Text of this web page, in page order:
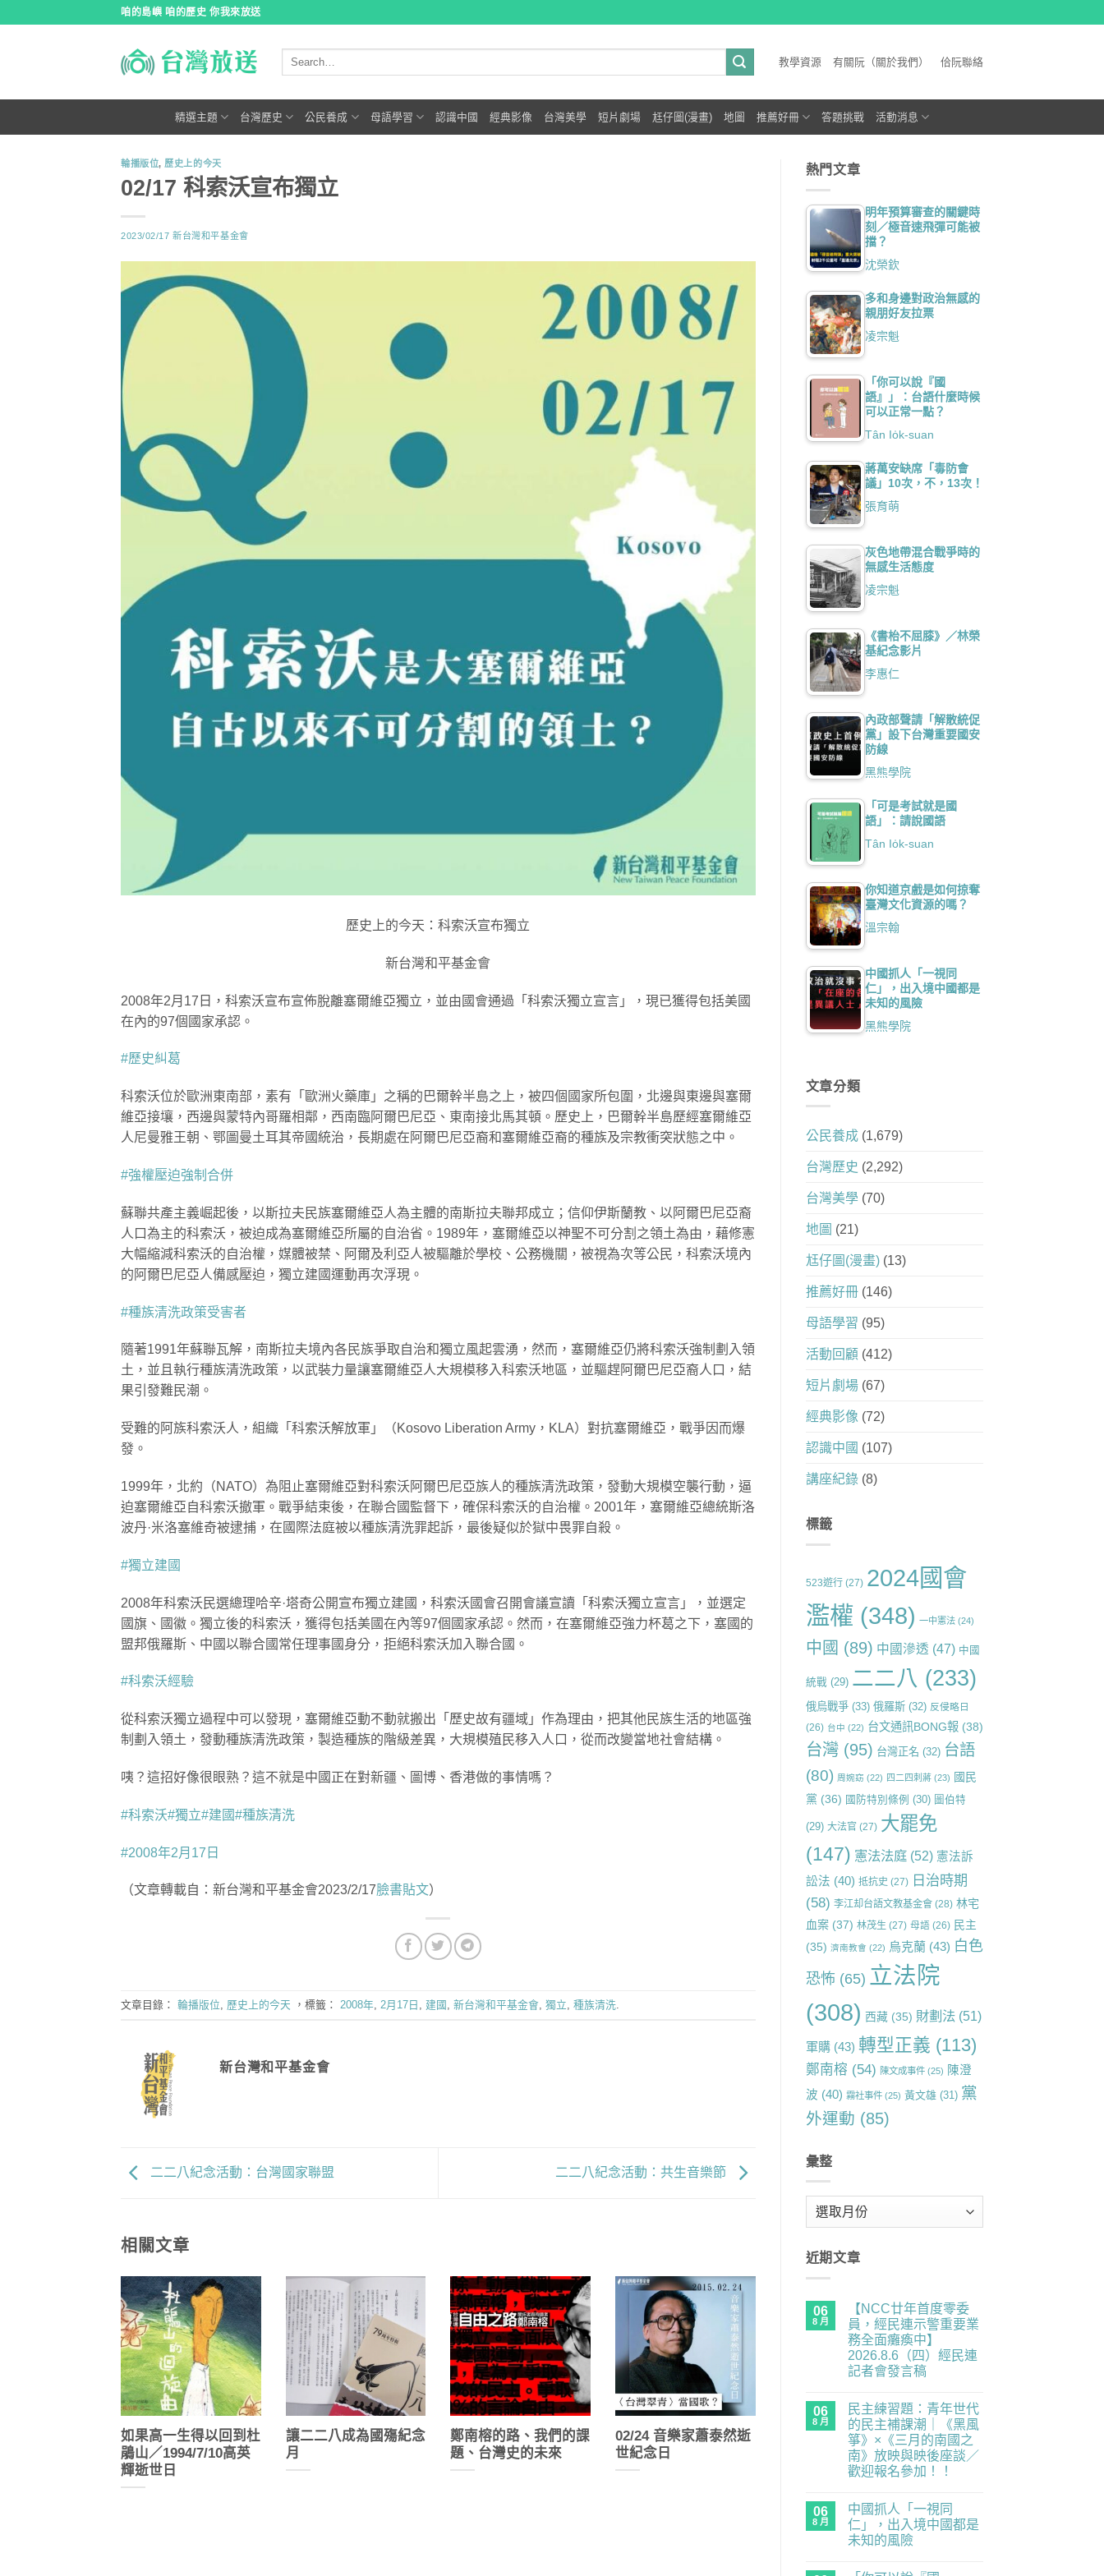
咱的島嶼 咱的歷史 你我來放送
教學資源 有關阮（關於我們） 佮阮聯絡
精選主題 台灣歷史 公民養成 母語學習 認識中國 經典影像 台灣美學 短片劇場 尪仔圖(漫畫) 地圖 推薦好冊 答題挑戰 活動消息
輪播版位, 歷史上的今天
02/17 科索沃宣布獨立
2023/02/17 新台灣和平基金會
歷史上的今天：科索沃宣布獨立
新台灣和平基金會
2008年2月17日，科索沃宣布宣佈脫離塞爾維亞獨立，並由國會通過「科索沃獨立宣言」，現已獲得包括美國
在內的97個國家承認。
#歷史糾葛
科索沃位於歐洲東南部，素有「歐洲火藥庫」之稱的巴爾幹半島之上，被四個國家所包圍，北邊與東邊與塞爾
維亞接壤，西邊與蒙特內哥羅相鄰，西南臨阿爾巴尼亞、東南接北馬其頓。歷史上，巴爾幹半島歷經塞爾維亞
人尼曼雅王朝、鄂圖曼土耳其帝國統治，長期處在阿爾巴尼亞裔和塞爾維亞裔的種族及宗教衝突狀態之中。
#強權壓迫強制合併
蘇聯共產主義崛起後，以斯拉夫民族塞爾維亞人為主體的南斯拉夫聯邦成立；信仰伊斯蘭教、以阿爾巴尼亞裔
人口為主的科索沃，被迫成為塞爾維亞所屬的自治省。1989年，塞爾維亞以神聖不可分割之領土為由，藉修憲
大幅縮減科索沃的自治權，媒體被禁、阿爾及利亞人被驅離於學校、公務機關，被視為次等公民，科索沃境內
的阿爾巴尼亞人備感壓迫，獨立建國運動再次浮現。
#種族清洗政策受害者
隨著1991年蘇聯瓦解，南斯拉夫境內各民族爭取自治和獨立風起雲湧，然而，塞爾維亞仍將科索沃強制劃入領
土，並且執行種族清洗政策，以武裝力量讓塞爾維亞人大規模移入科索沃地區，並驅趕阿爾巴尼亞裔人口，結
果引發難民潮。
受難的阿族科索沃人，組織「科索沃解放軍」（Kosovo Liberation Army，KLA）對抗塞爾維亞，戰爭因而爆
發。
1999年，北約（NATO）為阻止塞爾維亞對科索沃阿爾巴尼亞族人的種族清洗政策，發動大規模空襲行動，逼
迫塞爾維亞自科索沃撤軍。戰爭結束後，在聯合國監督下，確保科索沃的自治權。2001年，塞爾維亞總統斯洛
波丹·米洛塞維奇被逮捕，在國際法庭被以種族清洗罪起訴，最後疑似於獄中畏罪自殺。
#獨立建國
2008年科索沃民選總理哈辛·塔奇公開宣布獨立建國，科索沃國會召開會議宣讀「科索沃獨立宣言」，並選定
國旗、國徽。獨立後的科索沃，獲得包括美國在內等97個國家承認。然而，在塞爾維亞強力杯葛之下，塞國的
盟邦俄羅斯、中國以聯合國常任理事國身分，拒絕科索沃加入聯合國。
#科索沃經驗
從科索沃獨立過程中可以發現，塞爾維亞動不動就搬出「歷史故有疆域」作為理由，把其他民族生活的地區強
制劃入領土，發動種族清洗政策，製造種族的階級差異，大規模殖民移入人口，從而改變當地社會結構。
咦？這招好像很眼熟？這不就是中國正在對新疆、圖博、香港做的事情嗎？
#科索沃#獨立#建國#種族清洗
#2008年2月17日
（文章轉載自：新台灣和平基金會2023/2/17臉書貼文）
文章目錄： 輪播版位 歷史上的今天 ，標籤： 2008年 2月17日 建國 新台灣和平基金會 獨立 種族清洗
新台灣和平基金會
二二八紀念活動：台灣國家聯盟 二二八紀念活動：共生音樂節
相關文章
如果高一生得以回到杜
鵑山／1994/7/10高英
輝逝世日
讓二二八成為國殤紀念
月
鄭南榕的路、我們的課
題、台灣史的未來
02/24 音樂家蕭泰然逝
世紀念日
熱門文章
明年預算審查的關鍵時
刻／極音速飛彈可能被
擋？
沈榮欽
多和身邊對政治無感的
親朋好友拉票
凌宗魁
「你可以說『國
語』」：台語什麼時候
可以正常一點？
Tân Io̍k-suan
蔣萬安缺席「毒防會
議」10次，不，13次！
張育萌
灰色地帶混合戰爭時的
無感生活態度
凌宗魁
《書枱不屈膝》／林榮
基紀念影片
李惠仁
內政部聲請「解散統促
黨」設下台灣重要國安
防線
黑熊學院
「可是考試就是國
語」：請說國語
Tân Io̍k-suan
你知道京戲是如何掠奪
臺灣文化資源的嗎？
溫宗翰
中國抓人「一視同
仁」，出入境中國都是
未知的風險
黑熊學院
文章分類
公民養成(1,679)
台灣歷史 (2,292)
台灣美學(70)
地圖 (21)
尪仔圖(漫畫)(13)
推薦好冊(146)
母語學習 (95)
活動回顧 (412)
短片劇場(67)
經典影像 (72)
認識中國 (107)
講座紀錄(8)
標籤
523遊行(27) 2024國會
濫權 (348) 一中憲法(24)
中國 (89) 中國滲透 (47) 中國
統戰 (29) 二二八 (233)
俄烏戰爭(33) 俄羅斯(32) 反侵略日
(26) 台中 (22) 台文通訊BONG報(38)
台灣(95) 台灣正名 (32) 台語
(80) 周婉窈 (22) 四二四刺蔣(23) 國民
黨 (36) 國防特別條例 (30) 圖伯特
(29) 大法官(27) 大罷免
(147) 憲法法庭(52) 憲法訴
訟法 (40) 抵抗史 (27) 日治時期
(58) 李江却台語文教基金會(28) 林宅
血案(37) 林茂生 (27) 母語(26) 民主
(35) 濟南教會 (22) 烏克蘭(43) 白色
恐怖 (65) 立法院
(308) 西藏(35) 財劃法(51)
軍購(43) 轉型正義 (113)
鄭南榕 (54) 陳文成事件(25) 陳澄
波 (40) 霧社事件(25) 黃文雄(31) 黨
外運動 (85)
彙整
近期文章
06
8 月
【NCC廿年首度零委
員，經民連示警重要業
務全面癱瘓中】
2026.8.6（四）經民連
記者會發言稿
廿
年
首
度
零
委
員，
連
示
警
重
要
留
言
06
8 月
民主練習題：青年世代
的民主補課潮｜《黑風
箏》×《三月的南國之
南》放映與映後座談／
歡迎報名參加！！
主
練
習
題：
留
言
06
8 月
中國抓人「一視同
仁」，出入境中國都是
未知的風險